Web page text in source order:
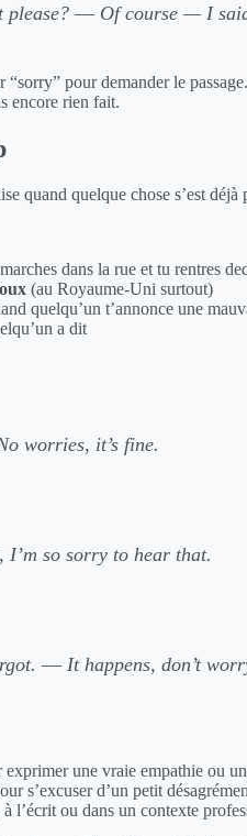
please? — Of course — I
“sorry” pour demander le
encore rien fait.
quand quelque chose s’est
dans la rue et tu rentres
(au Royaume-Uni surtout)
quelqu’un t’annonce une
a dit
worries, it’s fine.
I’m so sorry to hear that.
— It happens, don’t
une vraie empathie ou
s’excuser d’un petit
l’écrit ou dans un contexte